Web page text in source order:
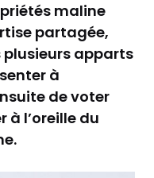
maline
partagée,
plusieurs apparts
à
de voter
à l’oreille du